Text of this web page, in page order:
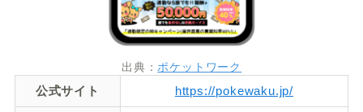
出典： ポケットワーク
公式サイト https://pokewaku.jp/